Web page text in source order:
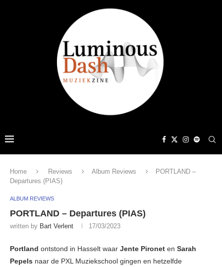
Home Reviews Album Reviews
PORTLAND –
Departures (PIAS)
ALBUM REVIEWS
PORTLAND – Departures (PIAS)
written by Bart Verlent 17/03/2023
Portland ontstond in Hasselt waar Jente Pironet en Sarah
Pepels naar de PXL Muziekschool gingen en hetzelfde